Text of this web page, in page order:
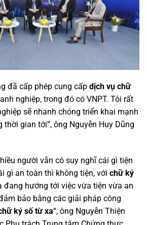
đã cấp phép cung cấp dịch vụ chữ
nghiệp, trong đó có VNPT. Tôi rất
sẽ nhanh chóng triển khai mạnh
thời gian tới”, ông Nguyễn Huy Dũng
người vẫn có suy nghĩ cái gì tiện
gì an toàn thì không tiện, với chữ ký
đang hướng tới việc vừa tiện vừa an
bảo bằng các giải pháp công
ký số từ xa“, ông Nguyễn Thiện